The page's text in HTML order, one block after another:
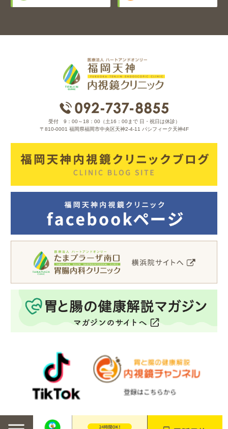
受付 9：00～18：00（土16：00まで 日・祝日は休診）
〒810-0001 福岡県福岡市中央区天神2-4-11 パシフィーク天神4F